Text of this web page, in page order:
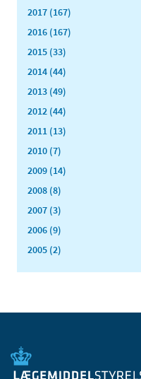
2017 (167)
2016 (167)
2015 (33)
2014 (44)
2013 (49)
2012 (44)
2011 (13)
2010 (7)
2009 (14)
2008 (8)
2007 (3)
2006 (9)
2005 (2)